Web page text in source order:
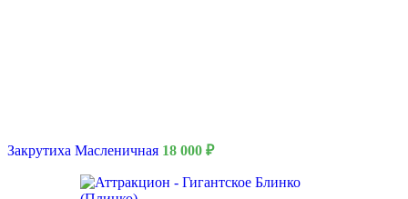
Закрутиха Масленичная 18 000 ₽